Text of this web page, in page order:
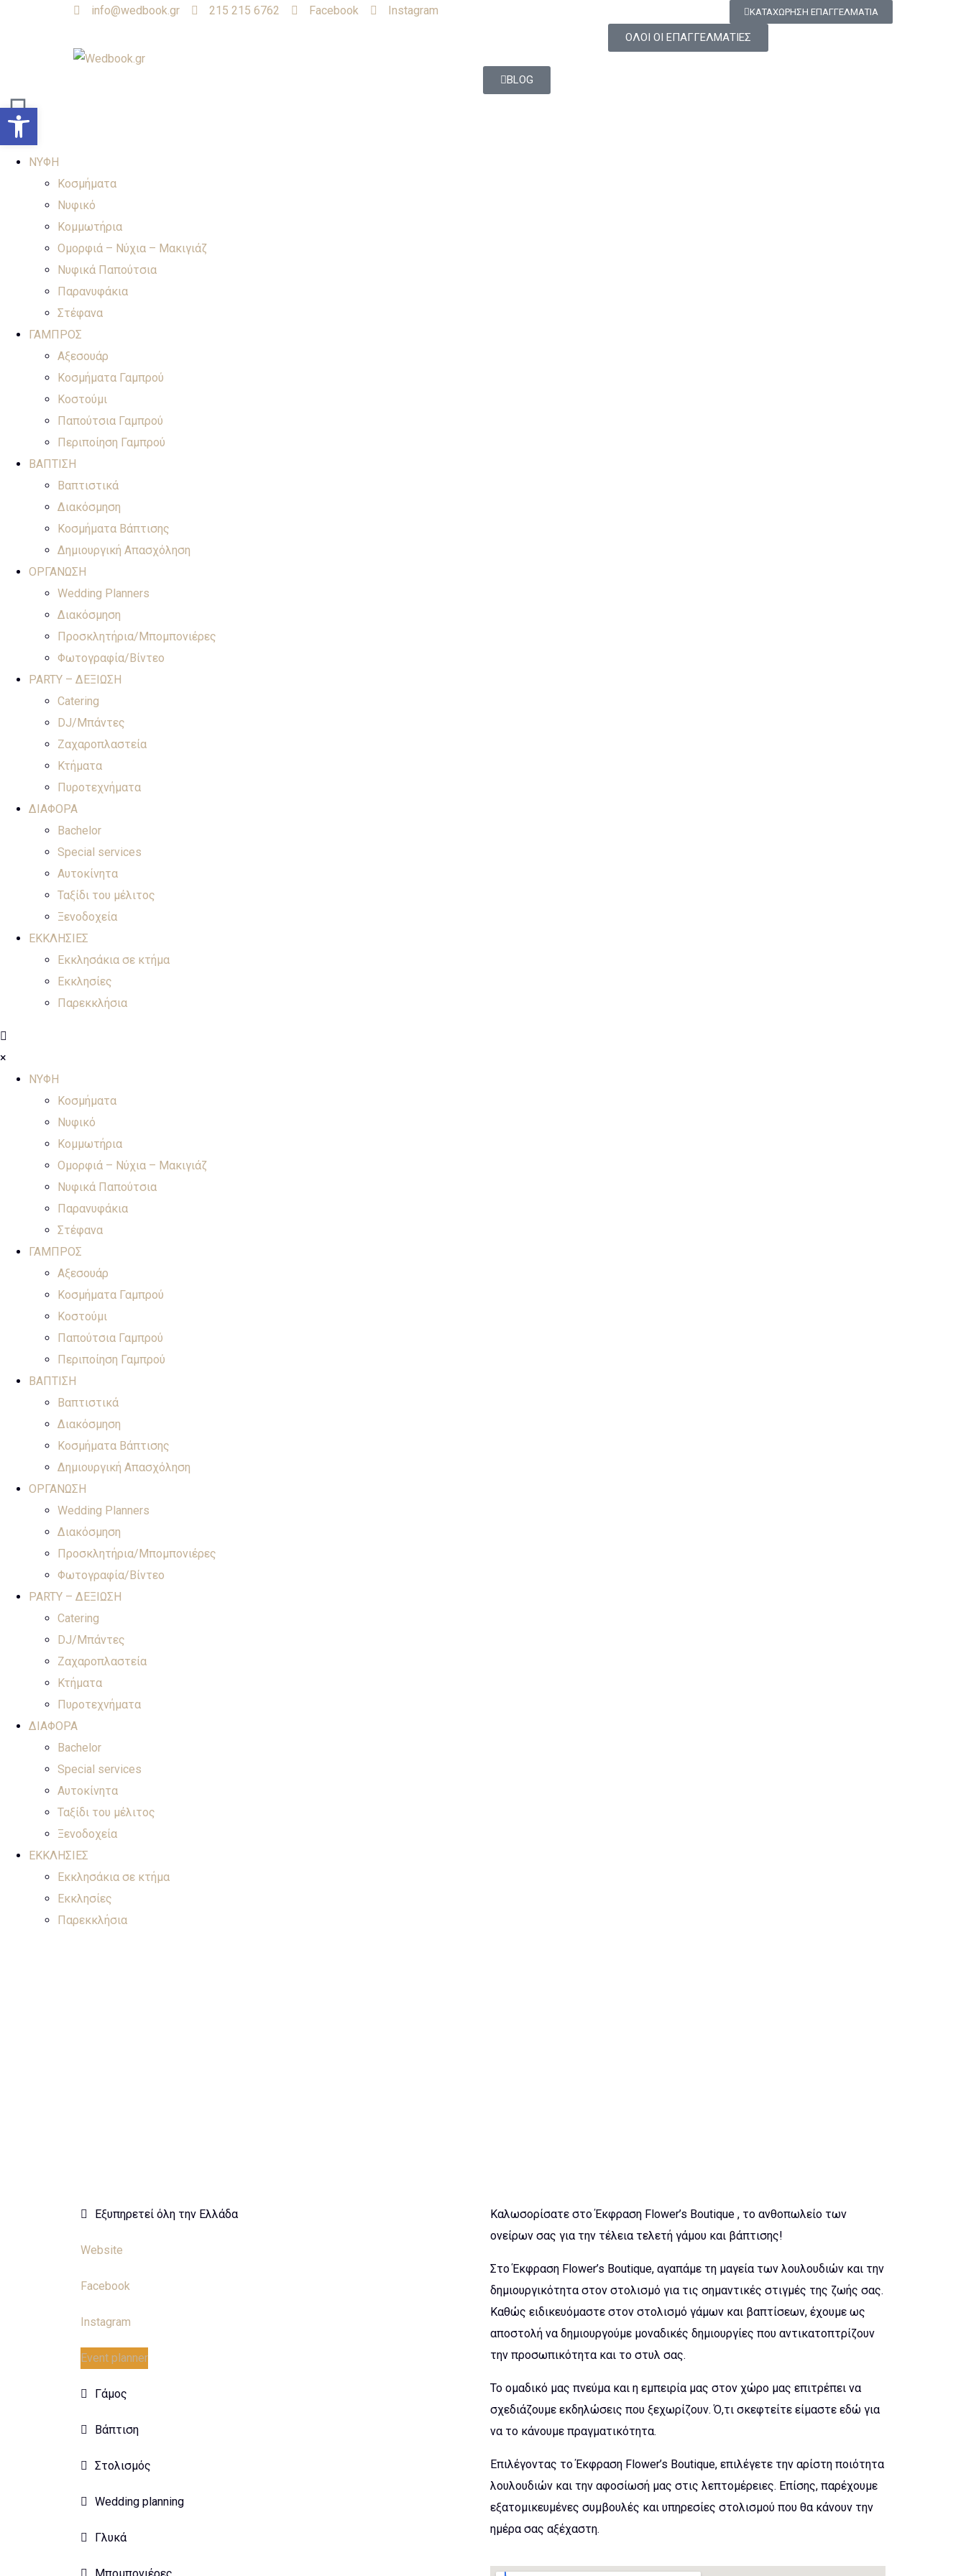
info@wedbook.gr 215 215 6762 Facebook Instagram ΚΑΤΑΧΩΡΗΣΗ ΕΠΑΓΓΕΛΜΑΤΙΑ
ΟΛΟΙ ΟΙ ΕΠΑΓΓΕΛΜΑΤΙΕΣ
BLOG
ΝΥΦΗ
Κοσμήματα
Νυφικό
Κομμωτήρια
Ομορφιά – Νύχια – Μακιγιάζ
Νυφικά Παπούτσια
Παρανυφάκια
Στέφανα
ΓΑΜΠΡΟΣ
Αξεσουάρ
Κοσμήματα Γαμπρού
Κοστούμι
Παπούτσια Γαμπρού
Περιποίηση Γαμπρού
ΒΑΠΤΙΣΗ
Βαπτιστικά
Διακόσμηση
Κοσμήματα Βάπτισης
Δημιουργική Απασχόληση
ΟΡΓΑΝΩΣΗ
Wedding Planners
Διακόσμηση
Προσκλητήρια/Μπομπονιέρες
Φωτογραφία/Βίντεο
PARTY – ΔΕΞΙΩΣΗ
Catering
DJ/Μπάντες
Ζαχαροπλαστεία
Κτήματα
Πυροτεχνήματα
ΔΙΑΦΟΡΑ
Bachelor
Special services
Αυτοκίνητα
Ταξίδι του μέλιτος
Ξενοδοχεία
ΕΚΚΛΗΣΙΕΣ
Εκκλησάκια σε κτήμα
Εκκλησίες
Παρεκκλήσια
×
ΝΥΦΗ
Κοσμήματα
Νυφικό
Κομμωτήρια
Ομορφιά – Νύχια – Μακιγιάζ
Νυφικά Παπούτσια
Παρανυφάκια
Στέφανα
ΓΑΜΠΡΟΣ
Αξεσουάρ
Κοσμήματα Γαμπρού
Κοστούμι
Παπούτσια Γαμπρού
Περιποίηση Γαμπρού
ΒΑΠΤΙΣΗ
Βαπτιστικά
Διακόσμηση
Κοσμήματα Βάπτισης
Δημιουργική Απασχόληση
ΟΡΓΑΝΩΣΗ
Wedding Planners
Διακόσμηση
Προσκλητήρια/Μπομπονιέρες
Φωτογραφία/Βίντεο
PARTY – ΔΕΞΙΩΣΗ
Catering
DJ/Μπάντες
Ζαχαροπλαστεία
Κτήματα
Πυροτεχνήματα
ΔΙΑΦΟΡΑ
Bachelor
Special services
Αυτοκίνητα
Ταξίδι του μέλιτος
Ξενοδοχεία
ΕΚΚΛΗΣΙΕΣ
Εκκλησάκια σε κτήμα
Εκκλησίες
Παρεκκλήσια
Εξυπηρετεί όλη την Ελλάδα
Website
Facebook
Instagram
Event planner
Γάμος
Βάπτιση
Στολισμός
Wedding planning
Γλυκά
Καλωσορίσατε στο Έκφραση Flower’s Boutique , το ανθοπωλείο των
ονείρων σας για την τέλεια τελετή γάμου και βάπτισης!
Στο Έκφραση Flower’s Boutique, αγαπάμε τη μαγεία των λουλουδιών και την
δημιουργικότητα στον στολισμό για τις σημαντικές στιγμές της ζωής σας.
Καθώς ειδικευόμαστε στον στολισμό γάμων και βαπτίσεων, έχουμε ως
αποστολή να δημιουργούμε μοναδικές δημιουργίες που αντικατοπτρίζουν
την προσωπικότητα και το στυλ σας.
Το ομαδικό μας πνεύμα και η εμπειρία μας στον χώρο μας επιτρέπει να
σχεδιάζουμε εκδηλώσεις που ξεχωρίζουν. Ό,τι σκεφτείτε είμαστε εδώ για
να το κάνουμε πραγματικότητα.
Επιλέγοντας το Έκφραση Flower’s Boutique, επιλέγετε την αρίστη ποιότητα
λουλουδιών και την αφοσίωσή μας στις λεπτομέρειες. Επίσης, παρέχουμε
εξατομικευμένες συμβουλές και υπηρεσίες στολισμού που θα κάνουν την
ημέρα σας αξέχαστη.
Open toolbar